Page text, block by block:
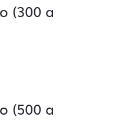
(300 a
(500 a